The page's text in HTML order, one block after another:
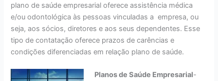
plano de saúde empresarial oferece assistência médica
e/ou odontológica às pessoas vinculadas a empresa, ou
seja, aos sócios, diretores e aos seus dependentes. Esse
tipo de contatação oferece prazos de carências e
condições diferenciadas em relação plano de saúde.
Planos de Saúde Empresarial-